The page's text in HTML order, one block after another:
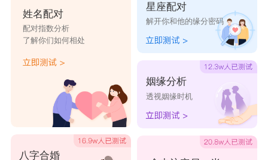
姓名配对
配对指数分析
了解你们如何相处
八字合婚
星座配对
解开你和他的缘分密码
姻缘分析
透视姻缘时机